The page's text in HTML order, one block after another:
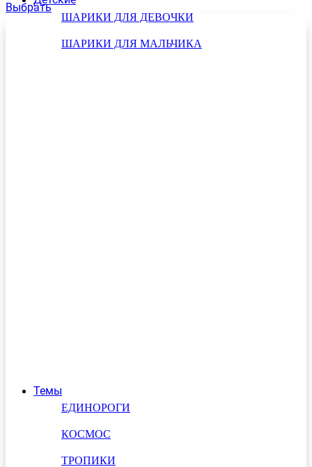
ШАРИКИ ДЛЯ ДЕВОЧКИ
ШАРИКИ ДЛЯ МАЛЬЧИКА
Темы
ЕДИНОРОГИ
КОСМОС
ТРОПИКИ
Выбрать